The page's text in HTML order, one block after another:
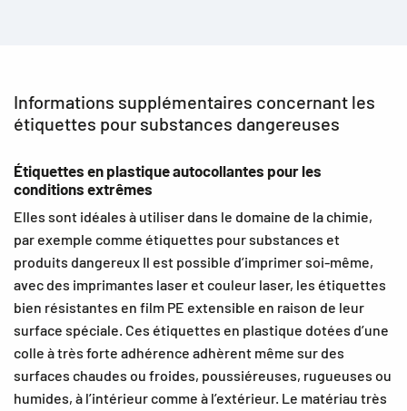
Informations supplémentaires concernant les
étiquettes pour substances dangereuses
Étiquettes en plastique autocollantes pour les
conditions extrêmes
Elles sont idéales à utiliser dans le domaine de la chimie,
par exemple comme étiquettes pour substances et
produits dangereux Il est possible d’imprimer soi-même,
avec des imprimantes laser et couleur laser, les étiquettes
bien résistantes en film PE extensible en raison de leur
surface spéciale. Ces étiquettes en plastique dotées d’une
colle à très forte adhérence adhèrent même sur des
surfaces chaudes ou froides, poussiéreuses, rugueuses ou
humides, à l’intérieur comme à l’extérieur. Le matériau très